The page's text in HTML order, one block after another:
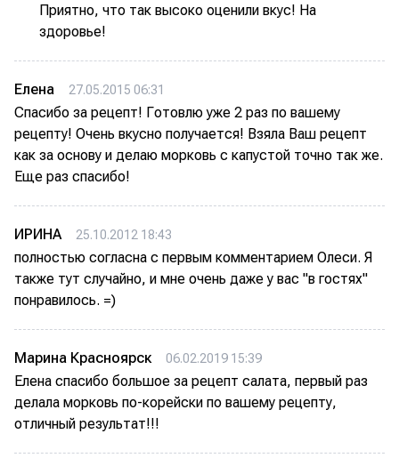
Приятно, что так высоко оценили вкус! На
здоровье!
Елена 27.05.2015 06:31
Спасибо за рецепт! Готовлю уже 2 раз по вашему
рецепту! Очень вкусно получается! Взяла Ваш рецепт
как за основу и делаю морковь с капустой точно так же.
Еще раз спасибо!
ИРИНА 25.10.2012 18:43
полностью согласна с первым комментарием Олеси. Я
также тут случайно, и мне очень даже у вас "в гостях"
понравилось. =)
Марина Красноярск 06.02.2019 15:39
Елена спасибо большое за рецепт салата, первый раз
делала морковь по-корейски по вашему рецепту,
отличный результат!!!